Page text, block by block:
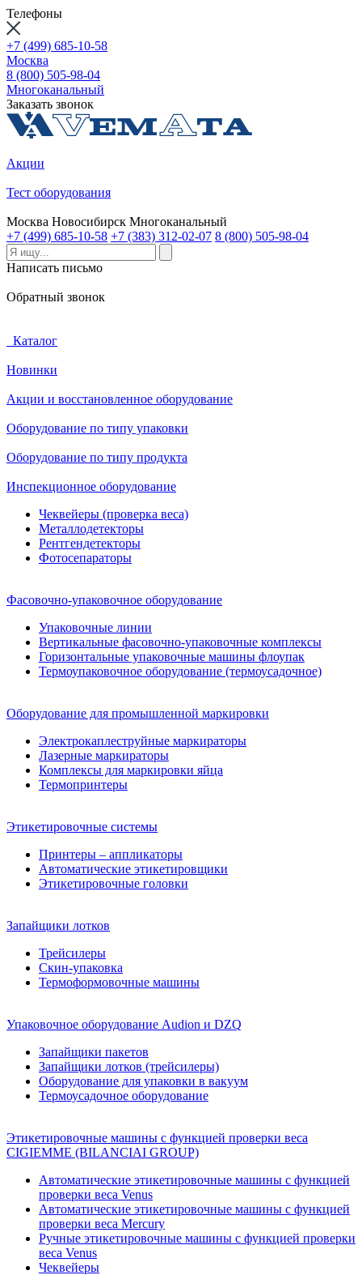
Телефоны
+7 (499) 685-10-58
Москва
8 (800) 505-98-04
Многоканальный
Заказать звонок
Акции
Тест оборудования
Москва Новосибирск Многоканальный
+7 (499) 685-10-58 +7 (383) 312-02-07 8 (800) 505-98-04
Написать письмо
Обратный звонок
Каталог
Новинки
Акции и восстановленное оборудование
Оборудование по типу упаковки
Оборудование по типу продукта
Инспекционное оборудование
Чеквейеры (проверка веса)
Металлодетекторы
Рентгендетекторы
Фотосепараторы
Фасовочно-упаковочное оборудование
Упаковочные линии
Вертикальные фасовочно-упаковочные комплексы
Горизонтальные упаковочные машины флоупак
Термоупаковочное оборудование (термоусадочное)
Оборудование для промышленной маркировки
Электрокаплеструйные маркираторы
Лазерные маркираторы
Комплексы для маркировки яйца
Термопринтеры
Этикетировочные системы
Принтеры – аппликаторы
Автоматические этикетировщики
Этикетировочные головки
Запайщики лотков
Трейсилеры
Скин-упаковка
Термоформовочные машины
Упаковочное оборудование Audion и DZQ
Запайщики пакетов
Запайщики лотков (трейсилеры)
Оборудование для упаковки в вакуум
Термоусадочное оборудование
Этикетировочные машины с функцией проверки веса
CIGIEMME (BILANCIAI GROUP)
Автоматические этикетировочные машины с функцией
проверки веса Venus
Автоматические этикетировочные машины с функцией
проверки веса Mercury
Ручные этикетировочные машины с функцией проверки
веса Venus
Чеквейеры